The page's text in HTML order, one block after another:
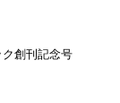
ク創刊記念号